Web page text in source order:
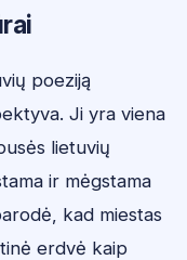
poeziją
Ji yra viena
lietuvių
ir mėgstama
kad miestas
erdvė kaip